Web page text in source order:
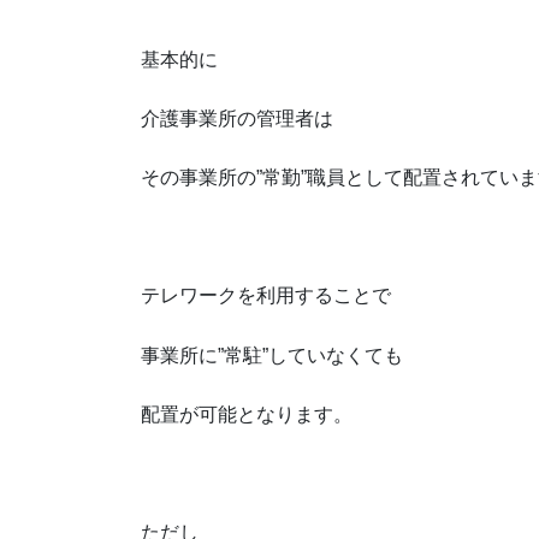
基本的に
介護事業所の管理者は
その事業所の”常勤”職員として配置されてい
テレワークを利用することで
事業所に”常駐”していなくても
配置が可能となります。
ただし